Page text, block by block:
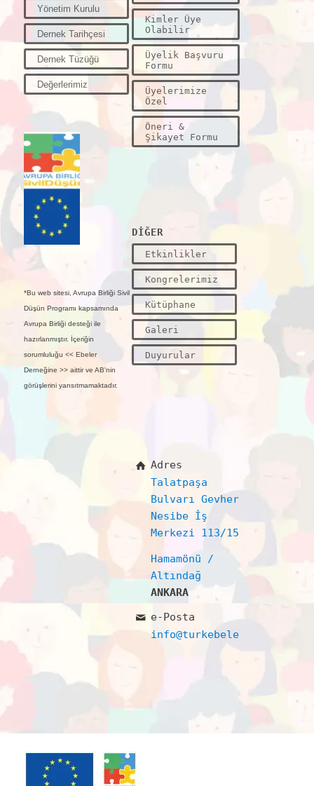
Yönetim Kurulu
Dernek Tarihçesi
Dernek Tüzüğü
Değerlerimiz
*Bu web sitesi, Avrupa Birliği Sivil
Düşün Programı kapsamında
Avrupa Birliği desteği ile
hazırlanmıştır. İçeriğin
sorumluluğu << Ebeler
Derneğine >> aittir ve AB'nin
görüşlerini yansıtmamaktadır.
Kimler Üye
Olabilir
Üyelik Başvuru
Formu
Üyelerimize
Özel
Öneri &
Şikayet Formu
DİĞER
Etkinlikler
Kongrelerimiz
Kütüphane
Galeri
Duyurular
Adres
Talatpaşa
Bulvarı Gevher
Nesibe İş
Merkezi 113/15
Hamamönü /
Altındağ
ANKARA
e-Posta